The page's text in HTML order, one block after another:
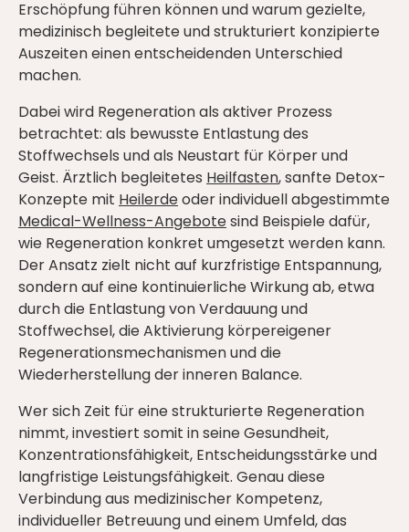
Erschöpfung führen können und warum gezielte,
medizinisch begleitete und strukturiert konzipierte
Auszeiten einen entscheidenden Unterschied
machen.
Dabei wird Regeneration als aktiver Prozess
betrachtet: als bewusste Entlastung des
Stoffwechsels und als Neustart für Körper und
Geist. Ärztlich begleitetes Heilfasten, sanfte Detox-
Konzepte mit Heilerdeoder individuell abgestimmte
Medical-Wellness-Angebotesind Beispiele dafür,
wie Regeneration konkret umgesetzt werden kann.
Der Ansatz zielt nicht auf kurzfristige Entspannung,
sondern auf eine kontinuierliche Wirkung ab, etwa
durch die Entlastung von Verdauung und
Stoffwechsel, die Aktivierung körpereigener
Regenerationsmechanismen und die
Wiederherstellung der inneren Balance.
Wer sich Zeit für eine strukturierte Regeneration
nimmt, investiert somit in seine Gesundheit,
Konzentrationsfähigkeit, Entscheidungsstärke und
langfristige Leistungsfähigkeit. Genau diese
Verbindung aus medizinischer Kompetenz,
individueller Betreuung und einem Umfeld, das